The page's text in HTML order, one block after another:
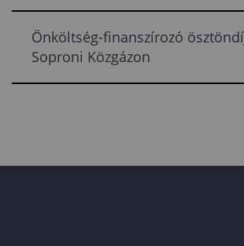
Önköltség-finanszírozó
Soproni Közgázon